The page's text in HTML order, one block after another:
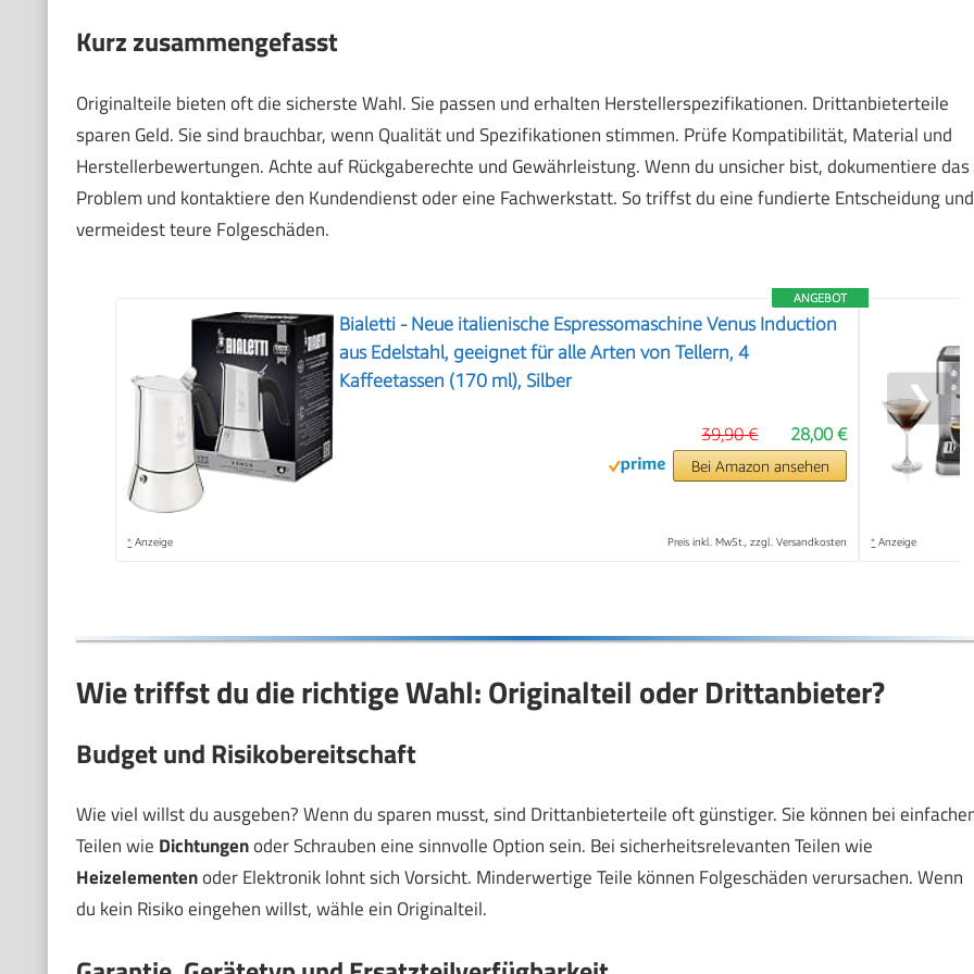
Kurz zusammengefasst
Originalteile bieten oft die sicherste Wahl. Sie passen und erhalten Herstellerspezifikationen. Drittanbieterteile
sparen Geld. Sie sind brauchbar, wenn Qualität und Spezifikationen stimmen. Prüfe Kompatibilität, Material und
Herstellerbewertungen. Achte auf Rückgaberechte und Gewährleistung. Wenn du unsicher bist, dokumentiere das
Problem und kontaktiere den Kundendienst oder eine Fachwerkstatt. So triffst du eine fundierte Entscheidung und
vermeidest teure Folgeschäden.
ANGEBOT
Bialetti - Neue italienische Espressomaschine Venus Induction
aus Edelstahl, geeignet für alle Arten von Tellern, 4
Kaffeetassen (170 ml), Silber
28,00 €
39,90 €
Bei Amazon ansehen
* Anzeige Preis inkl. MwSt., zzgl. Versandkosten * Anzeige
❯
Wie triffst du die richtige Wahl: Originalteil oder Drittanbieter?
Budget und Risikobereitschaft
Wie viel willst du ausgeben? Wenn du sparen musst, sind Drittanbieterteile oft günstiger. Sie können bei
Teilen wie Dichtungenoder Schrauben eine sinnvolle Option sein. Bei sicherheitsrelevanten Teilen wie
Heizelementenoder Elektronik lohnt sich Vorsicht. Minderwertige Teile können Folgeschäden verursachen. Wenn
du kein Risiko eingehen willst, wähle ein Originalteil.